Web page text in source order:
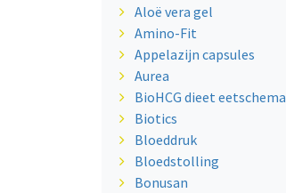
Aloë vera gel
Amino-Fit
Appelazijn capsules
Aurea
BioHCG dieet eetschema
Biotics
Bloeddruk
Bloedstolling
Bonusan